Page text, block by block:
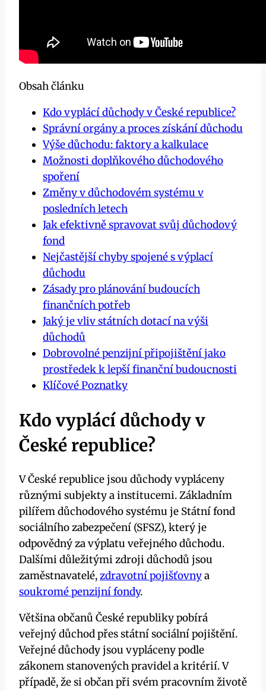
Obsah článku
Kdo vyplácí důchody v České republice?
Správní orgány a proces získání důchodu
Výše důchodu: faktory a kalkulace
Možnosti doplňkového důchodového
spoření
Změny v důchodovém systému v
posledních letech
Jak efektivně spravovat svůj důchodový
fond
Nejčastější chyby spojené s výplací
důchodu
Zásady pro plánování budoucích
finančních potřeb
Jaký je vliv státních dotací na výši
důchodů
Dobrovolné penzijní připojištění jako
prostředek k lepší finanční budoucnosti
Klíčové Poznatky
Kdo vyplácí důchody v
České republice?
V České republice jsou důchody vypláceny
různými subjekty a institucemi. Základním
pilířem důchodového systému je Státní fond
sociálního zabezpečení (SFSZ), který je
odpovědný za výplatu veřejného důchodu.
Dalšími důležitými zdroji důchodů jsou
zaměstnavatelé,zdravotní pojišťovnya
soukromé penzijní fondy.
Většina občanů České republiky pobírá
veřejný důchod přes státní sociální pojištění.
Veřejné důchody jsou vypláceny podle
zákonem stanovených pravidel a kritérií. V
případě, že si občan při svém pracovním životě